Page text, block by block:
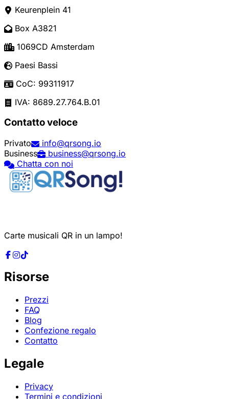
Keurenplein 41
Box A3821
1069CD Amsterdam
Paesi Bassi
CoC: 99311917
IVA: 8689.27.764.B.01
Contatto veloce
Privato
info@qrsong.io
Business
business@qrsong.io
Chatta con noi
Carte musicali QR in un lampo!
Risorse
Prezzi
FAQ
Blog
Confezione regalo
Contatto
Legale
Privacy
Termini e condizioni